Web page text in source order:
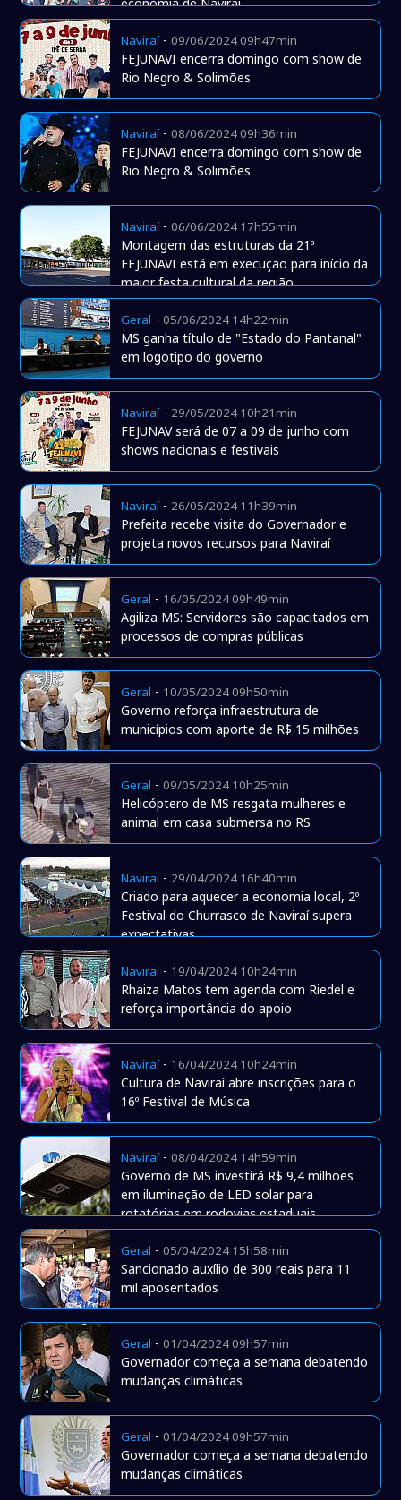
economia de Naviraí
Naviraí-09/06/2024 09h47min
FEJUNAVI encerra domingo com show de
Rio Negro & Solimões
Naviraí-08/06/2024 09h36min
FEJUNAVI encerra domingo com show de
Rio Negro & Solimões
Naviraí-06/06/2024 17h55min
Montagem das estruturas da 21ª
FEJUNAVI está em execução para início da
maior festa cultural da região
Geral -05/06/2024 14h22min
MS ganha título de "Estado do Pantanal"
em logotipo do governo
Naviraí- 29/05/2024 10h21min
FEJUNAV será de 07 a 09 de junho com
shows nacionais e festivais
Naviraí- 26/05/2024 11h39min
Prefeita recebe visita do Governador e
projeta novos recursos para Naviraí
Geral - 16/05/2024 09h49min
Agiliza MS: Servidores são capacitados em
processos de compras públicas
Geral - 10/05/2024 09h50min
Governo reforça infraestrutura de
municípios com aporte de R$ 15 milhões
Geral -09/05/2024 10h25min
Helicóptero de MS resgata mulheres e
animal em casa submersa no RS
Naviraí- 29/04/2024 16h40min
Criado para aquecer a economia local, 2º
Festival do Churrasco de Naviraí supera
expectativas
Naviraí- 19/04/2024 10h24min
Rhaiza Matos tem agenda com Riedel e
reforça importância do apoio
Naviraí- 16/04/2024 10h24min
Cultura de Naviraí abre inscrições para o
16º Festival de Música
Naviraí-08/04/2024 14h59min
Governo de MS investirá R$ 9,4 milhões
em iluminação de LED solar para
rotatórias em rodovias estaduais
Geral -05/04/2024 15h58min
Sancionado auxílio de 300 reais para 11
mil aposentados
Geral -01/04/2024 09h57min
Governador começa a semana debatendo
mudanças climáticas
Geral -01/04/2024 09h57min
Governador começa a semana debatendo
mudanças climáticas